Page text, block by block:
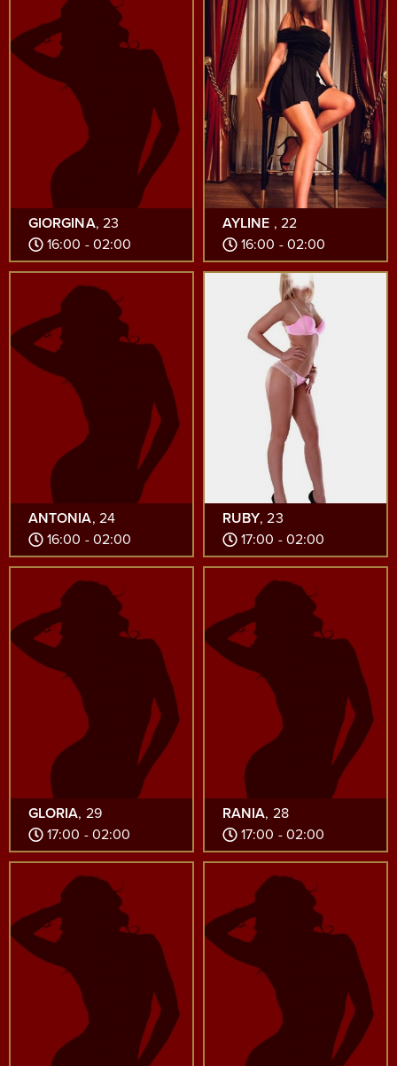
GIORGINA, 23
16:00 - 02:00
AYLINE , 22
16:00 - 02:00
ANTONIA, 24
16:00 - 02:00
RUBY, 23
17:00 - 02:00
GLORIA, 29
17:00 - 02:00
RANIA, 28
17:00 - 02:00